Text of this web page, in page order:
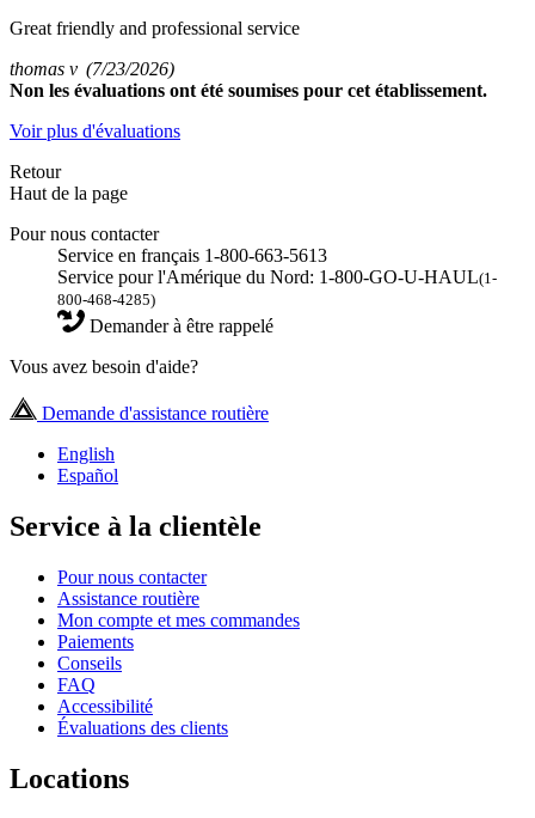
Great friendly and professional service
thomas v (7/23/2026)
Non les évaluations ont été soumises pour cet établissement.
Voir plus d'évaluations
Retour
Haut de la page
Pour nous contacter
Service en français 1-800-663-5613
Service pour l'Amérique du Nord: 1-800-GO-U-HAUL(1-
800-468-4285)
Demander à être rappelé
Vous avez besoin d'aide?
Demande d'assistance routière
English
Español
Service à la clientèle
Pour nous contacter
Assistance routière
Mon compte et mes commandes
Paiements
Conseils
FAQ
Accessibilité
Évaluations des clients
Locations